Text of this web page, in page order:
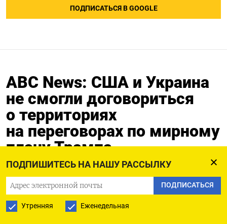
ПОДПИШИТЕСЬ НА НАШУ РАССЫЛКУ
ПОДПИСАТЬСЯ
Утренняя Еженедельная
ПОДПИСАТЬСЯ В GOOGLE
ABC News: США и Украина
не смогли договориться
о территориях
на переговорах по мирному
плану Трампа
01.12.2025 Обновлено: